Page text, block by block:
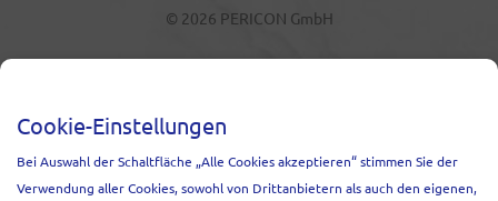
Cookie-Einstellungen
Bei Auswahl der Schaltfläche „Alle Cookies akzeptieren“ stimmen Sie der
Verwendung aller Cookies, sowohl von Drittanbietern als auch den eigenen,
© 2026 PERICON GmbH
Melden Sie sich an und erfahren Sie
Relevantes zu Events, unseren Projekten
und aktuellen Marktentwicklungen.